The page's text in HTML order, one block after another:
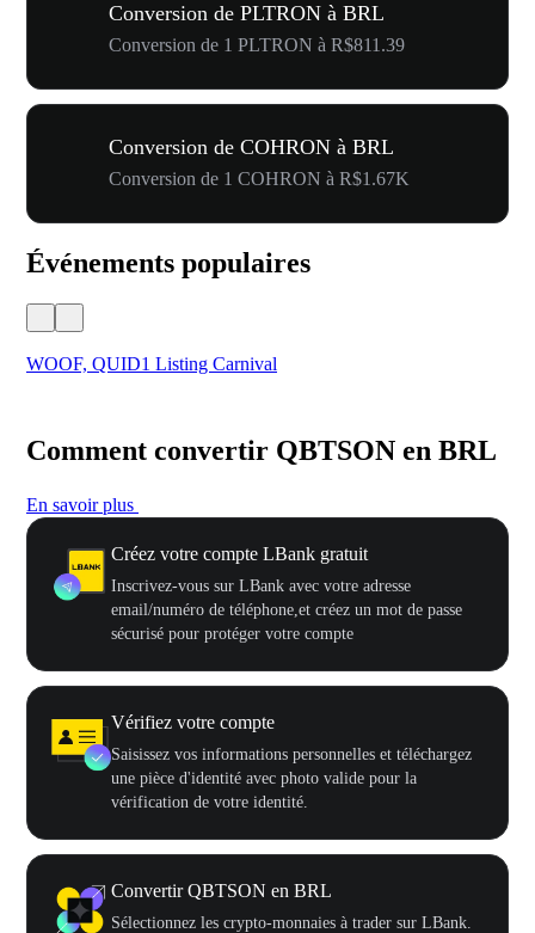
Conversion de PLTRON à BRL
Conversion de 1 PLTRON à R$811.39
Conversion de COHRON à BRL
Conversion de 1 COHRON à R$1.67K
Événements populaires
WOOF, QUID1 Listing Carnival
Comment convertir QBTSON en BRL
En savoir plus
Créez votre compte LBank gratuit
Inscrivez-vous sur LBank avec votre adresse
email/numéro de téléphone,et créez un mot de passe
sécurisé pour protéger votre compte
Vérifiez votre compte
Saisissez vos informations personnelles et téléchargez
une pièce d'identité avec photo valide pour la
vérification de votre identité.
Convertir QBTSON en BRL
Sélectionnez les crypto-monnaies à trader sur LBank.